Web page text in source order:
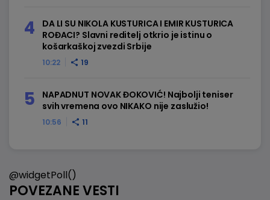
10:22 19
DA LI SU NIKOLA KUSTURICA I EMIR KUSTURICA
ROĐACI? Slavni reditelj otkrio je istinu o
košarkaškoj zvezdi Srbije
10:56 11
NAPADNUT NOVAK ĐOKOVIĆ! Najbolji teniser
svih vremena ovo NIKAKO nije zaslužio!
@widgetPoll()
POVEZANE VESTI